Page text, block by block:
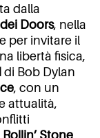
dalla
Doors, nella
per invitare il
libertà fisica,
di Bob Dylan
, con un
attualità,
Rollin’ Stone,